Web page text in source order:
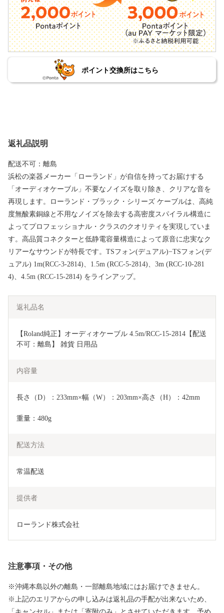
ポイント交換所はこちら
返礼品説明
配送不可：離島
浜松の楽器メーカー「ローランド」が自信を持ってお届けする
「オーディオケーブル」不要なノイズを取り除き、クリアな音を
再現します。ローランド・ブラック・シリーズ ケーブルは、高純
度無酸素銅線と不用なノイズを除去する高密度スパイラル構造に
よってプロフェッショナル・クラスのクオリティを実現していま
す。高品質コネクターと低静電容量構造によって原音に忠実なク
リアーなサウンドが特長です。TSフォン(デュアル)−TSフォン(デ
ュアル) 1m(RCC-3-2814)、1.5m (RCC-5-2814)、3m (RCC-10-281
4)、4.5m (RCC-15-2814) をラインアップ。
返礼品名
【Roland純正】オーディオケーブル 4.5m/RCC-15-2814【配送
不可：離島】 雑貨 日用品
内容量
長さ（D）：233mm×幅（W）：203mm×高さ（H）：42mm
重量：480g
配送方法
常温配送
提供者
ローランド株式会社
注意事項・その他
※沖縄本島以外の離島・一部離島地域にはお届けできません。
※上記のエリアからの申し込みは返礼品の手配が出来ないため、